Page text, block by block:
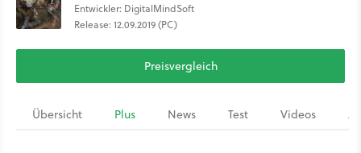
Entwickler: DigitalMindSoft
Release: 12.09.2019 (PC)
Preisvergleich
Übersicht Plus News Test Videos